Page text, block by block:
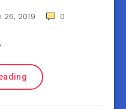
26, 2019 0